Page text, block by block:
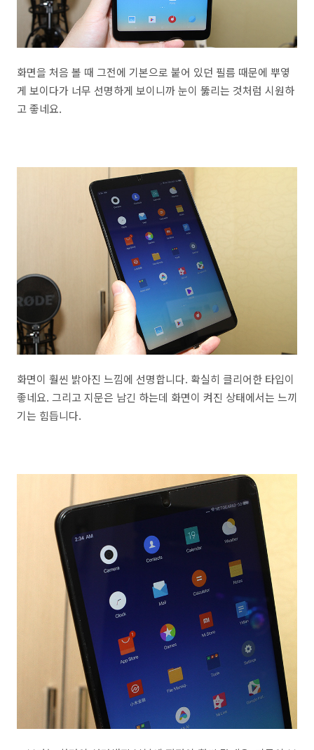
화면을 처음 볼 때 그전에 기본으로 붙어 있던 필름 때문에 뿌옇
게 보이다가 너무 선명하게 보이니까 눈이 뚫리는 것처럼 시원하
고 좋네요.
화면이 훨씬 밝아진 느낌에 선명합니다. 확실히 클리어한 타입이
좋네요. 그리고 지문은 남긴 하는데 화면이 켜진 상태에서는 느끼
기는 힘듭니다.